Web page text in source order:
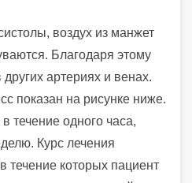
воздух из манжет
Благодаря этому
артериях и венах.
показан на рисунке ниже.
течение одного часа,
Курс лечения
течение которых пациент